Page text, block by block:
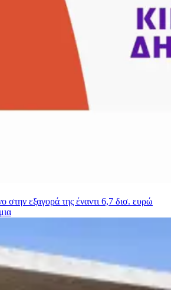
στην εξαγορά της έναντι 6,7 δισ. ευρώ